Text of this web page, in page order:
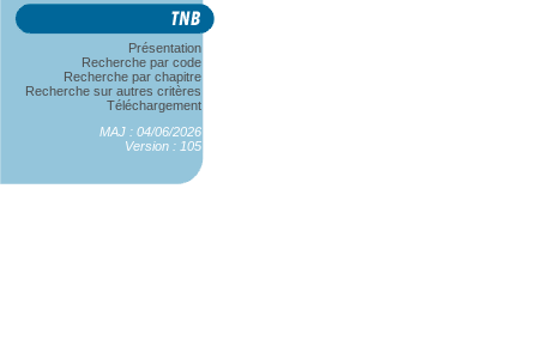
Présentation
Recherche par code
Recherche par chapitre
Recherche sur autres critères
Téléchargement
MAJ : 04/06/2026
Version : 105